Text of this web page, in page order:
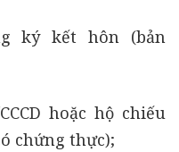
ký kết hôn (bản
hoặc hộ chiếu
chứng thực);